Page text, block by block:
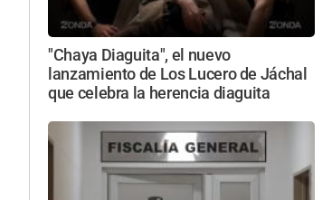
"Chaya Diaguita", el nuevo
lanzamiento de Los Lucero de Jáchal
que celebra la herencia diaguita